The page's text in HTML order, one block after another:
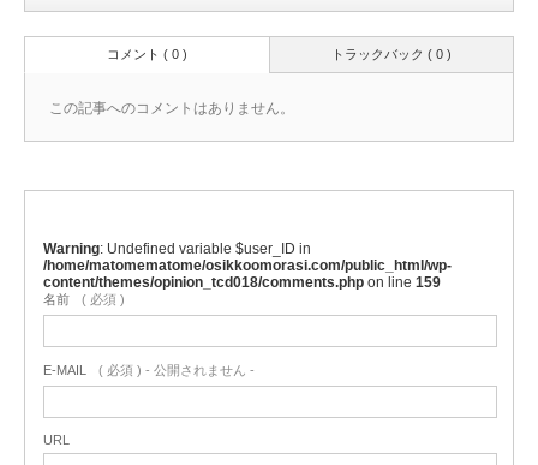
トラックバック ( 0 )
コメント ( 0 )
この記事へのコメントはありません。
Warning : Undefined variable $user_ID in
/home/matomematome/osikkoomorasi.com/public_html/wp-
content/themes/opinion_tcd018/comments.php on line 159
名前 ( 必須 )
E-MAIL ( 必須 ) - 公開されません -
URL